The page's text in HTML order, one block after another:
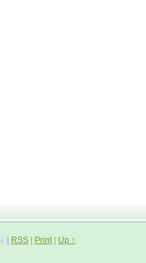
RSS Print| Up ↑